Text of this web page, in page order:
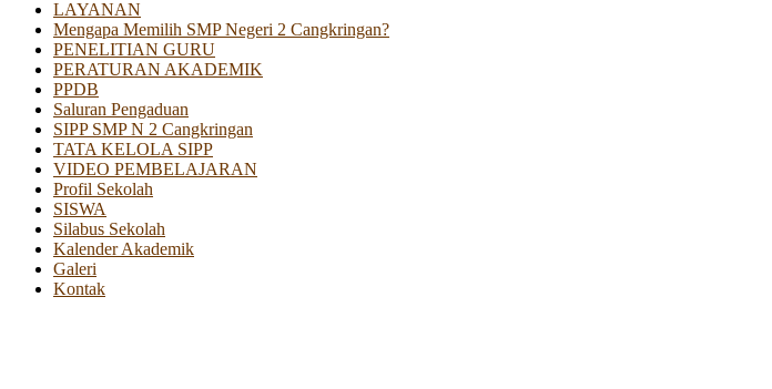
LAYANAN
Mengapa Memilih SMP Negeri 2 Cangkringan?
PENELITIAN GURU
PERATURAN AKADEMIK
PPDB
Saluran Pengaduan
SIPP SMP N 2 Cangkringan
TATA KELOLA SIPP
VIDEO PEMBELAJARAN
Profil Sekolah
SISWA
Silabus Sekolah
Kalender Akademik
Galeri
Kontak